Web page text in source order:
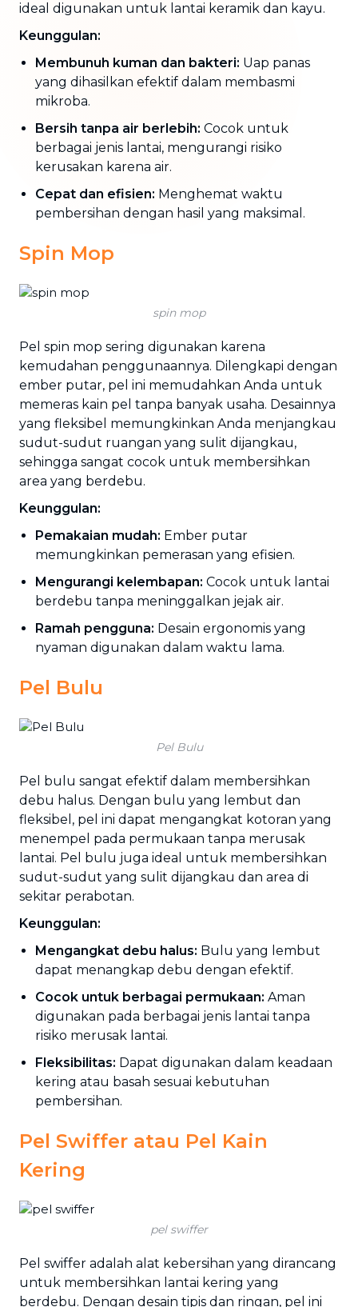
ideal digunakan untuk lantai keramik dan kayu.
Keunggulan:
Membunuh kuman dan bakteri: Uap panas
yang dihasilkan efektif dalam membasmi
mikroba.
Bersih tanpa air berlebih: Cocok untuk
berbagai jenis lantai, mengurangi risiko
kerusakan karena air.
Cepat dan efisien: Menghemat waktu
pembersihan dengan hasil yang maksimal.
Spin Mop
spin mop
Pel spin mop sering digunakan karena
kemudahan penggunaannya. Dilengkapi dengan
ember putar, pel ini memudahkan Anda untuk
memeras kain pel tanpa banyak usaha. Desainnya
yang fleksibel memungkinkan Anda menjangkau
sudut-sudut ruangan yang sulit dijangkau,
sehingga sangat cocok untuk membersihkan
area yang berdebu.
Keunggulan:
Pemakaian mudah: Ember putar
memungkinkan pemerasan yang efisien.
Mengurangi kelembapan: Cocok untuk lantai
berdebu tanpa meninggalkan jejak air.
Ramah pengguna: Desain ergonomis yang
nyaman digunakan dalam waktu lama.
Pel Bulu
Pel Bulu
Pel bulu sangat efektif dalam membersihkan
debu halus. Dengan bulu yang lembut dan
fleksibel, pel ini dapat mengangkat kotoran yang
menempel pada permukaan tanpa merusak
lantai. Pel bulu juga ideal untuk membersihkan
sudut-sudut yang sulit dijangkau dan area di
sekitar perabotan.
Keunggulan:
Mengangkat debu halus: Bulu yang lembut
dapat menangkap debu dengan efektif.
Cocok untuk berbagai permukaan: Aman
digunakan pada berbagai jenis lantai tanpa
risiko merusak lantai.
Fleksibilitas: Dapat digunakan dalam keadaan
kering atau basah sesuai kebutuhan
pembersihan.
Pel Swiffer atau Pel Kain
Kering
pel swiffer
Pel swiffer adalah alat kebersihan yang dirancang
untuk membersihkan lantai kering yang
berdebu. Dengan desain tipis dan ringan, pel ini